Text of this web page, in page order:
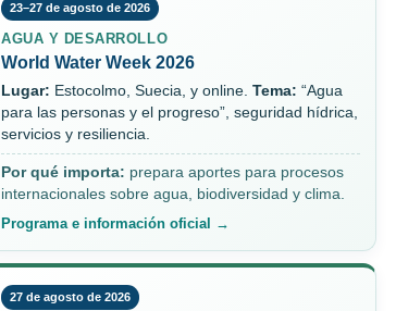
23–27 de agosto de 2026
AGUA Y DESARROLLO
World Water Week 2026
Lugar: Estocolmo, Suecia, y online. Tema: “Agua
para las personas y el progreso”, seguridad hídrica,
servicios y resiliencia.
Por qué importa: prepara aportes para procesos
internacionales sobre agua, biodiversidad y clima.
Programa e información oficial →
27 de agosto de 2026